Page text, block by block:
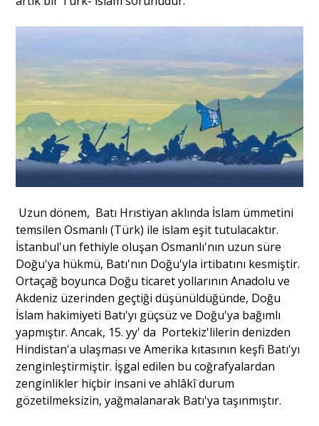
Uzun dönem, Batı Hrıstiyan aklında İslam ümmetini
temsilen Osmanlı (Türk) ile islam eşit tutulacaktır.
İstanbul'un fethiyle oluşan Osmanlı'nın uzun süre
Doğu'ya hükmü, Batı'nın Doğu'yla irtibatını kesmiştir.
Ortaçağ boyunca Doğu ticaret yollarının Anadolu ve
Akdeniz üzerinden geçtiği düşünüldüğünde, Doğu
İslam hakimiyeti Batı'yı güçsüz ve Doğu'ya bağımlı
yapmıştır. Ancak, 15. yy' da Portekiz'lilerin denizden
Hindistan'a ulaşması ve Amerika kıtasının keşfi Batı'yı
zenginleştirmiştir. İşgal edilen bu coğrafyalardan
zenginlikler hiçbir insani ve ahlâkî durum
gözetilmeksizin, yağmalanarak Batı'ya taşınmıştır.